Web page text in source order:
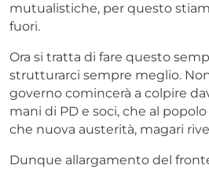
mutualistiche, per questo
fuori.
Ora si tratta di fare questo
strutturarci sempre meglio.
governo comincerà a colpire
mani di PD e soci, che al
che nuova austerità, magari
Dunque allargamento del